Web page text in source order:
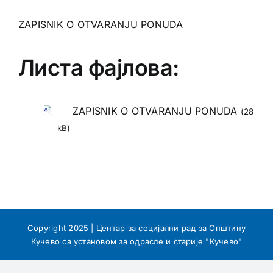
ZAPISNIK O OTVARANJU PONUDA
Листа фајлова:
ZAPISNIK O OTVARANJU PONUDA (28
kB)
Copyright 2025 | Центар за социјални рад за Општину
Кучево са установом за одрасле и старије "Кучево"